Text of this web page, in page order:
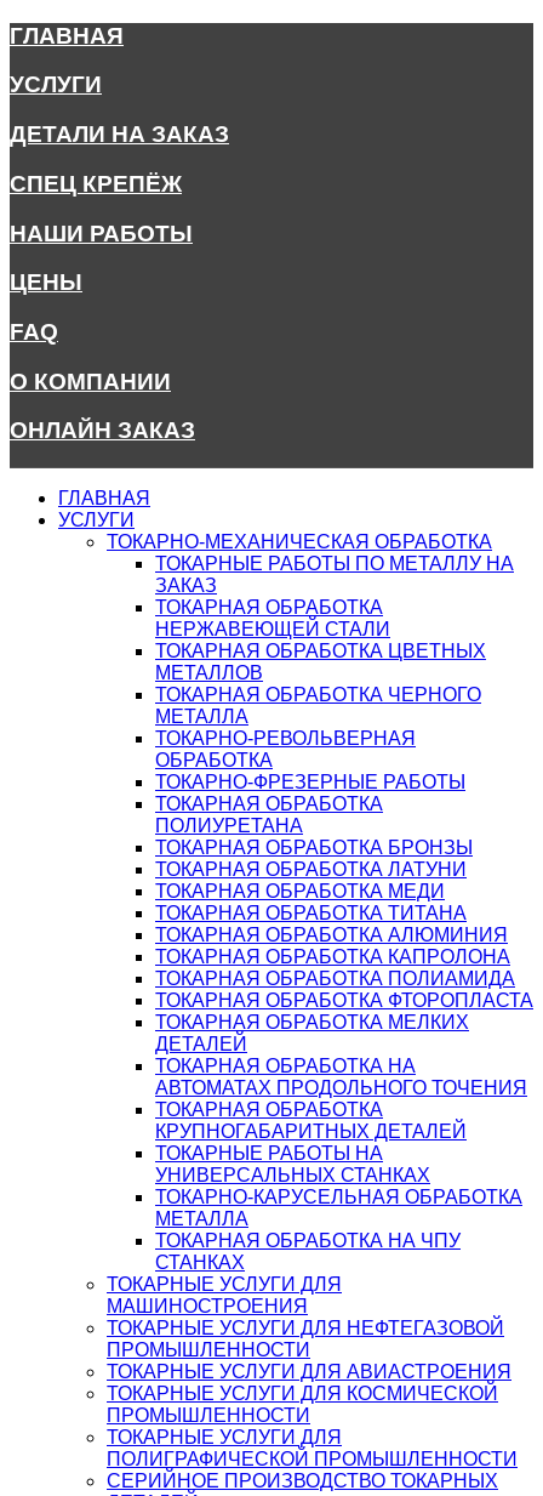
ГЛАВНАЯ
УСЛУГИ
ДЕТАЛИ НА ЗАКАЗ
СПЕЦ КРЕПЁЖ
НАШИ РАБОТЫ
ЦЕНЫ
FAQ
О КОМПАНИИ
ОНЛАЙН ЗАКАЗ
ГЛАВНАЯ
УСЛУГИ
ТОКАРНО-МЕХАНИЧЕСКАЯ ОБРАБОТКА
ТОКАРНЫЕ РАБОТЫ ПО МЕТАЛЛУ НА
ЗАКАЗ
ТОКАРНАЯ ОБРАБОТКА
НЕРЖАВЕЮЩЕЙ СТАЛИ
ТОКАРНАЯ ОБРАБОТКА ЦВЕТНЫХ
МЕТАЛЛОВ
ТОКАРНАЯ ОБРАБОТКА ЧЕРНОГО
МЕТАЛЛА
ТОКАРНО-РЕВОЛЬВЕРНАЯ
ОБРАБОТКА
ТОКАРНО-ФРЕЗЕРНЫЕ РАБОТЫ
ТОКАРНАЯ ОБРАБОТКА
ПОЛИУРЕТАНА
ТОКАРНАЯ ОБРАБОТКА БРОНЗЫ
ТОКАРНАЯ ОБРАБОТКА ЛАТУНИ
ТОКАРНАЯ ОБРАБОТКА МЕДИ
ТОКАРНАЯ ОБРАБОТКА ТИТАНА
ТОКАРНАЯ ОБРАБОТКА АЛЮМИНИЯ
ТОКАРНАЯ ОБРАБОТКА КАПРОЛОНА
ТОКАРНАЯ ОБРАБОТКА ПОЛИАМИДА
ТОКАРНАЯ ОБРАБОТКА ФТОРОПЛАСТА
ТОКАРНАЯ ОБРАБОТКА МЕЛКИХ
ДЕТАЛЕЙ
ТОКАРНАЯ ОБРАБОТКА НА
АВТОМАТАХ ПРОДОЛЬНОГО ТОЧЕНИЯ
ТОКАРНАЯ ОБРАБОТКА
КРУПНОГАБАРИТНЫХ ДЕТАЛЕЙ
ТОКАРНЫЕ РАБОТЫ НА
УНИВЕРСАЛЬНЫХ СТАНКАХ
ТОКАРНО-КАРУСЕЛЬНАЯ ОБРАБОТКА
МЕТАЛЛА
ТОКАРНАЯ ОБРАБОТКА НА ЧПУ
СТАНКАХ
ТОКАРНЫЕ УСЛУГИ ДЛЯ
МАШИНОСТРОЕНИЯ
ТОКАРНЫЕ УСЛУГИ ДЛЯ НЕФТЕГАЗОВОЙ
ПРОМЫШЛЕННОСТИ
ТОКАРНЫЕ УСЛУГИ ДЛЯ АВИАСТРОЕНИЯ
ТОКАРНЫЕ УСЛУГИ ДЛЯ КОСМИЧЕСКОЙ
ПРОМЫШЛЕННОСТИ
ТОКАРНЫЕ УСЛУГИ ДЛЯ
ПОЛИГРАФИЧЕСКОЙ ПРОМЫШЛЕННОСТИ
СЕРИЙНОЕ ПРОИЗВОДСТВО ТОКАРНЫХ